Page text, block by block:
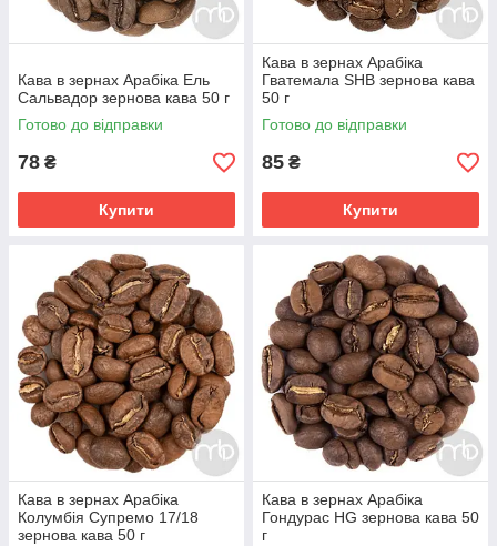
Кава в зернах Арабіка Ель
Сальвадор зернова кава 50 г
Готово до відправки
78 ₴
Купити
Кава в зернах Арабіка
Гватемала SHB зернова кава
50 г
Готово до відправки
85 ₴
Купити
Кава в зернах Арабіка
Колумбія Супремо 17/18
зернова кава 50 г
Кава в зернах Арабіка
Гондурас HG зернова кава 50
г